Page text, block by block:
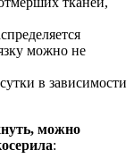
можно не
в зависимости
можно
: